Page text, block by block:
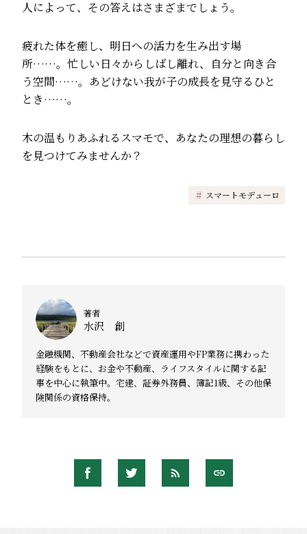
人によって、その答えはさまざまでしょう。
疲れた体を癒し、明日への活力を生み出す場
所……。忙しい日々からしばし離れ、自分と向き合
う空間……。あどけない我が子の成長を見守るひと
とき……。
木の温もりあふれるスマモで、あなたの理想の暮らし
を見つけてみませんか？
# スマートモデューロ
著者
水沢 創
金融機関、不動産会社などで資産運用やFP業務に携わった
経験をもとに、お金や不動産、ライフスタイルに関する記
事を中心に執筆中。宅建、証券外務員、簿記1級、その他保
険関係の資格保持。